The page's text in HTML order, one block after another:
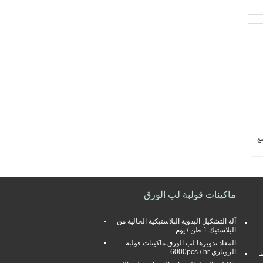
ماكينات قولبة لب الورق
آلة التشكيل اليدوية البلاستيكية الخالية من
البلاستيك 1 طن / يوم
المعاد تدويرها لب الورق ماكينات قولبة
الروتاري 6000pcs / hr